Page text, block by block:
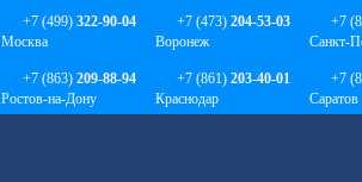
+7 (499) 322-90-04
Москва
+7 (473) 204-53-03
Воронеж
+7
Санкт-
+7 (863) 209-88-94
Ростов-на-Дону
+7 (861) 203-40-01
Краснодар
+7
Саратов